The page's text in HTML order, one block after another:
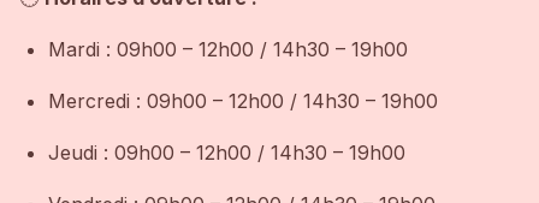
Mardi : 09h00 – 12h00 / 14h30 – 19h00
Mercredi : 09h00 – 12h00 / 14h30 – 19h00
Jeudi : 09h00 – 12h00 / 14h30 – 19h00